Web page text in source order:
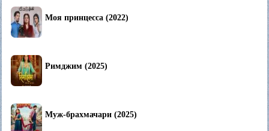
Моя принцесса (2022)
Римджим (2025)
Муж-брахмачари (2025)